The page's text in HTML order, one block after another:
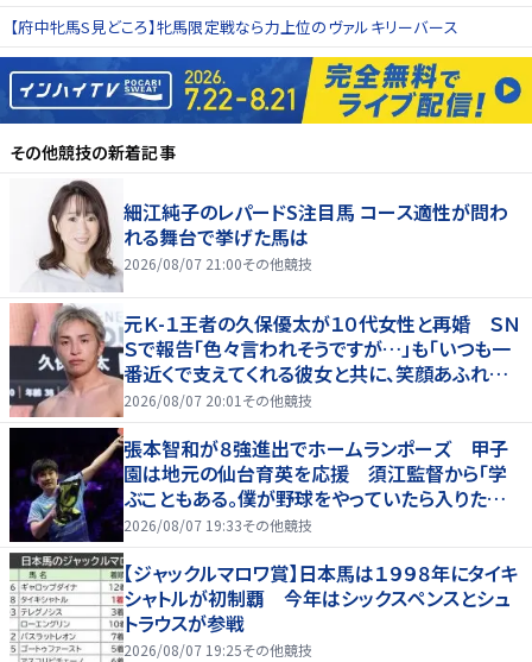
【府中牝馬S見どころ】牝馬限定戦なら力上位のヴァルキリーバース
その他競技の新着記事
細江純子のレパードS注目馬 コース適性が問わ
れる舞台で挙げた馬は
2026/08/07 21:00その他競技
元Ｋ-１王者の久保優太が１０代女性と再婚 ＳＮ
Ｓで報告「色々言われそうですが…」も「いつも一
番近くで支えてくれる彼女と共に、笑顔あふれる
家庭を築いていきたい」
2026/08/07 20:01 その他競技
張本智和が８強進出でホームランポーズ 甲子
園は地元の仙台育英を応援 須江監督から「学
ぶこともある。僕が野球をやっていたら入りたかっ
た」
2026/08/07 19:33その他競技
【ジャックルマロワ賞】日本馬は１９９８年にタイキ
シャトルが初制覇 今年はシックスペンスとシュ
トラウスが参戦
2026/08/07 19:25その他競技